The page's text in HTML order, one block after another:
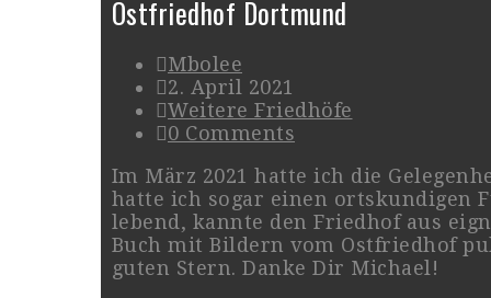
Ostfriedhof Dortmund
Mbolee
2. April 2021
Weitere Friedhöfe
0 Comments
Im März 2021 hatte ich die
hatte ich sogar einen ortskundigen
lebend, kannte den Friedhof aus
Buch mit Bildern vom Ostfriedhof
guten Stern. Danke Dir Michael!